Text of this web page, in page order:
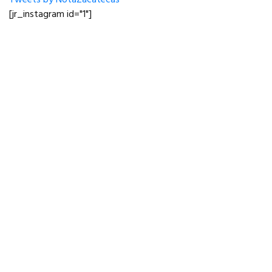
[jr_instagram id="1"]